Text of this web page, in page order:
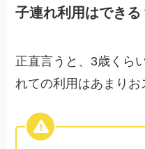
子連れ利用はできる
正直言うと、 3歳くら
れての利用はあまりお